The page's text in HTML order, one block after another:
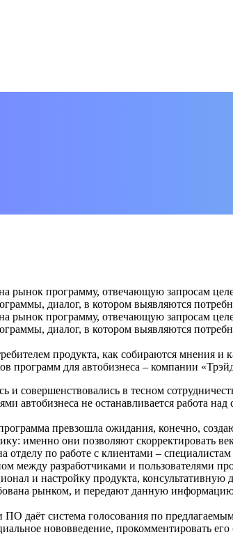
рынок программу, отвечающую запросам
диалог, в котором выявляются
рынок программу, отвечающую запросам
диалог, в котором выявляются
продукта, как собираются мнения и
программ для автобизнеса – компании
совершенствовались в тесном
автобизнеса не останавливается работа
превзошла ожидания, конечно,
именно они позволяют скорректировать
отделу по работе с клиентами –
между разработчиками и пользователями
и настройку продукта, консультативную
рынком, и передают данную
даёт система голосования по
нововведение, прокомментировать